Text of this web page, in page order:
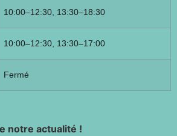
10:00–12:30, 13:30–18:30
10:00–12:30, 13:30–17:00
Fermé
notre actualité !